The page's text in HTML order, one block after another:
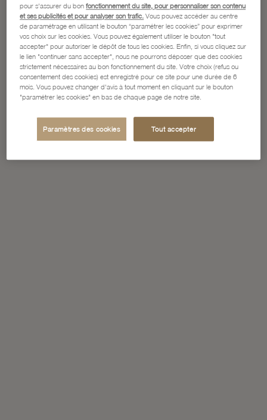
pour s'assurer du bonfonctionnement du site, pour personnaliser son contenu
et ses publicités et pour analyser son trafic. Vous pouvez accéder au centre
de paramétrage en utilisant le bouton “paramétrer les cookies” pour exprimer
vos choix sur les cookies. Vous pouvez également utiliser le bouton "tout
accepter" pour autoriser le dépôt de tous les cookies. Enfin, si vous cliquez sur
le lien "continuer sans accepter", nous ne pourrons déposer que des cookies
strictement nécessaires au bon fonctionnement du site. Votre choix (refus ou
consentement des cookies) est enregistré pour ce site pour une durée de 6
mois. Vous pouvez changer d'avis à tout moment en cliquant sur le bouton
"paramétrer les cookies" en bas de chaque page de notre site.
Paramètres des cookies Tout accepter